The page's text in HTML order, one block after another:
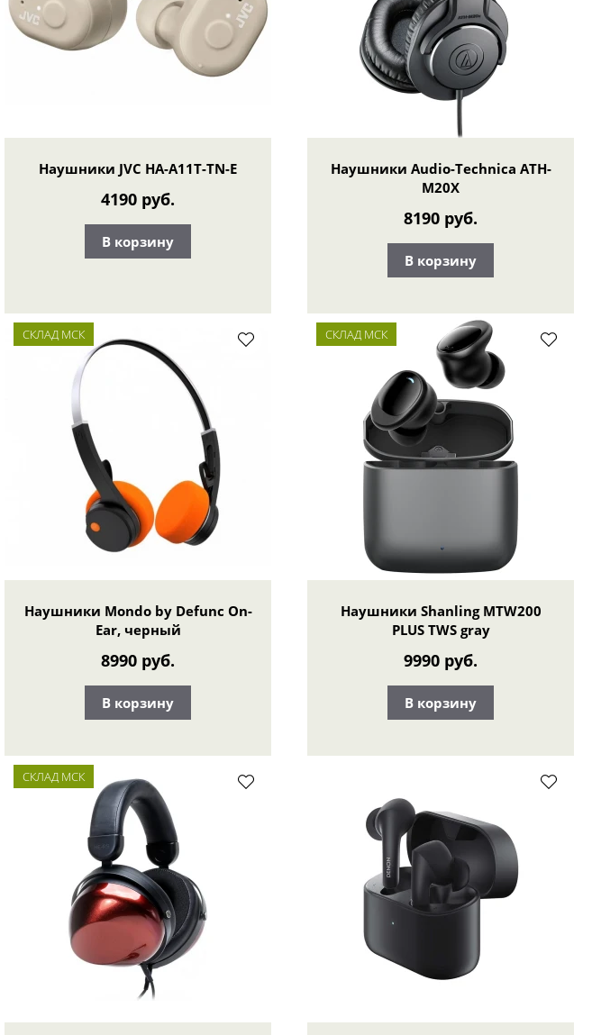
Наушники JVC HA-A11T-TN-E
4190 руб.
В корзину
Наушники Audio-Technica ATH-
M20X
8190 руб.
В корзину
СКЛАД МСК
Наушники Mondo by Defunc On-
Ear, черный
8990 руб.
В корзину
СКЛАД МСК
Наушники Shanling MTW200
PLUS TWS gray
9990 руб.
В корзину
СКЛАД МСК